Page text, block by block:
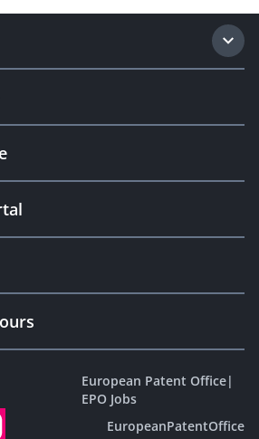
European Patent Office|
EPO Jobs
EuropeanPatentOffice